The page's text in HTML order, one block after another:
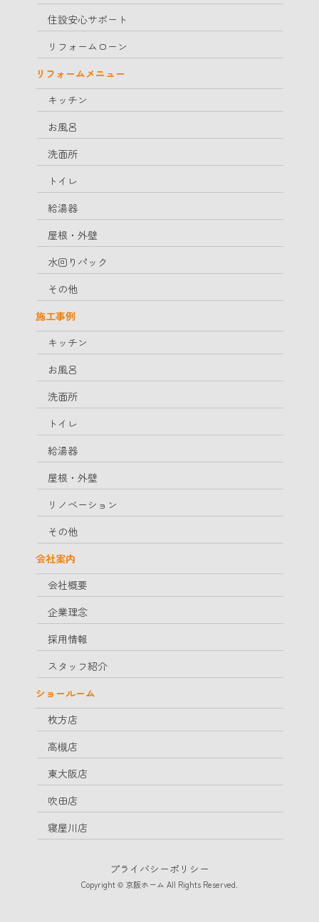
住設安心サポート
リフォームローン
リフォームメニュー
キッチン
お風呂
洗面所
トイレ
給湯器
屋根・外壁
水回りパック
その他
施工事例
キッチン
お風呂
洗面所
トイレ
給湯器
屋根・外壁
リノベーション
その他
会社案内
会社概要
企業理念
採用情報
スタッフ紹介
ショールーム
枚方店
高槻店
東大阪店
吹田店
寝屋川店
プライバシーポリシー
Copyright © 京阪ホーム All Rights Reserved.